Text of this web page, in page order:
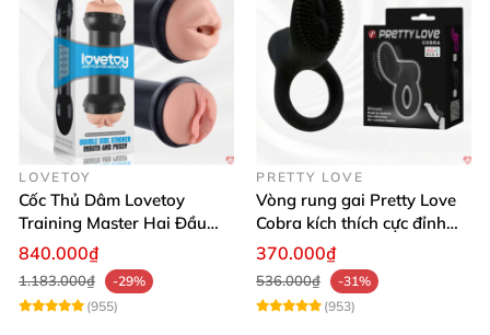
LOVETOY
Cốc Thủ Dâm Lovetoy
Training Master Hai Đầu
Siêu Thật, Tăng Khoái Cảm
840.000₫
1.183.000₫
-29%
(955)
PRETTY LOVE
Vòng rung gai Pretty Love
Cobra kích thích cực đỉnh
trải nghiệm
370.000₫
536.000₫
-31%
(953)